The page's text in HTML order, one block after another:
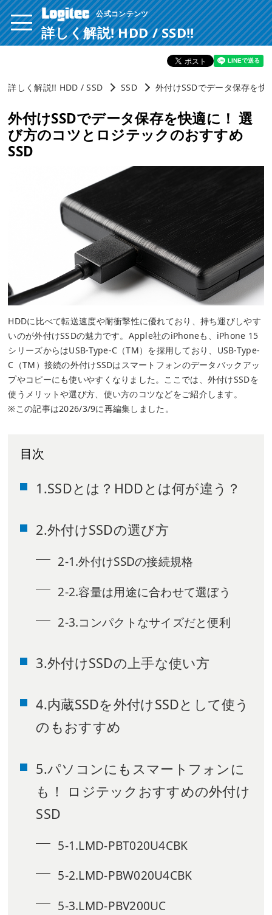
公式コンテンツ
詳しく解説! HDD / SSD!!
詳しく解説!! HDD / SSD SSD 外付けSSDでデータ保存を
外付けSSDでデータ保存を快適に！ 選
び方のコツとロジテックのおすすめ
SSD
HDDに比べて転送速度や耐衝撃性に優れており、持ち運びしやす
いのが外付けSSDの魅力です。Apple社のiPhoneも、iPhone 15
シリーズからはUSB-Type-C（TM）を採用しており、USB-Type-
C（TM）接続の外付けSSDはスマートフォンのデータバックアッ
プやコピーにも使いやすくなりました。ここでは、外付けSSDを
使うメリットや選び方、使い方のコツなどをご紹介します。
※この記事は2026/3/9に再編集しました。
目次
1.SSDとは？HDDとは何が違う？
2.外付けSSDの選び方
2-1.外付けSSDの接続規格
2-2.容量は用途に合わせて選ぼう
2-3.コンパクトなサイズだと便利
3.外付けSSDの上手な使い方
4.内蔵SSDを外付けSSDとして使う
のもおすすめ
5.パソコンにもスマートフォンに
も！ ロジテックおすすめの外付け
SSD
5-1.LMD-PBT020U4CBK
5-2.LMD-PBW020U4CBK
5-3.LMD-PBV200UC